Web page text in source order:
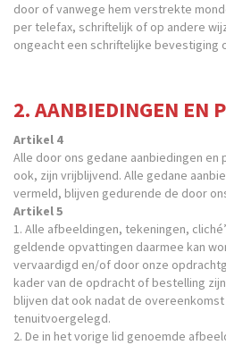
door of vanwege hem verstrekte
per telefax, schriftelijk of op andere
ongeacht een schriftelijke bevestiging
2. AANBIEDINGEN EN
Artikel 4
Alle door ons gedane aanbiedingen en
ook, zijn vrijblijvend. Alle gedane
vermeld, blijven gedurende de door
Artikel 5
1. Alle afbeeldingen, tekeningen,
geldende opvattingen daarmee kan
vervaardigd en/of door onze
kader van de opdracht of bestelling
blijven dat ook nadat de
tenuitvoergelegd.
2. De in het vorige lid genoemde